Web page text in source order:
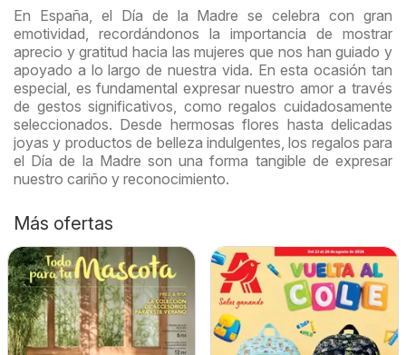
En España, el Día de la Madre se celebra con gran
emotividad, recordándonos la importancia de mostrar
aprecio y gratitud hacia las mujeres que nos han guiado y
apoyado a lo largo de nuestra vida. En esta ocasión tan
especial, es fundamental expresar nuestro amor a través
de gestos significativos, como regalos cuidadosamente
seleccionados. Desde hermosas flores hasta delicadas
joyas y productos de belleza indulgentes, los regalos para
el Día de la Madre son una forma tangible de expresar
nuestro cariño y reconocimiento.
Más ofertas